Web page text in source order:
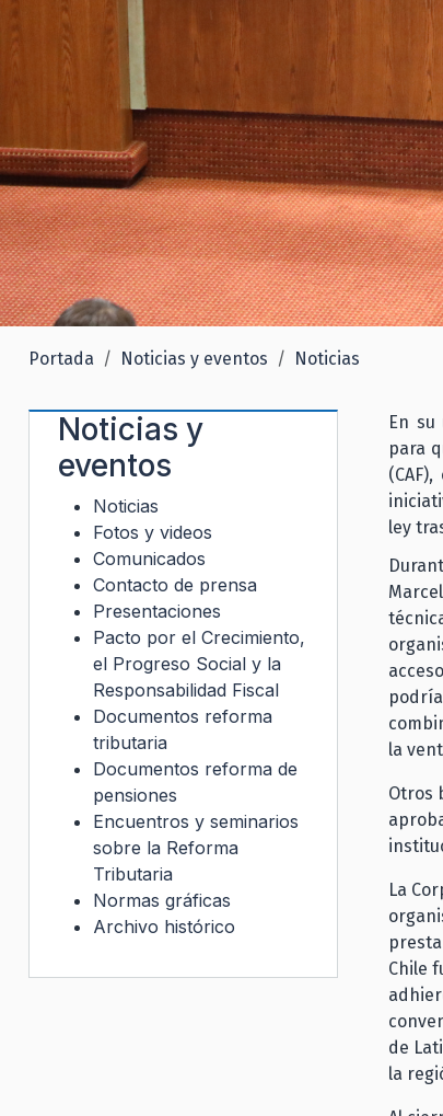
Portada Noticias y eventos Noticias
En
para
ley
la
Otros
La
Chile
de
la
Noticias y
eventos
Noticias
Fotos y videos
Comunicados
Contacto de prensa
Presentaciones
Pacto por el Crecimiento,
el Progreso Social y la
Responsabilidad Fiscal
Documentos reforma
tributaria
Documentos reforma de
pensiones
Encuentros y seminarios
sobre la Reforma
Tributaria
Normas gráficas
Archivo histórico